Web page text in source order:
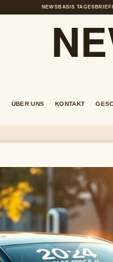
NEWSBASIS
ÜBER UNS KONTAKT